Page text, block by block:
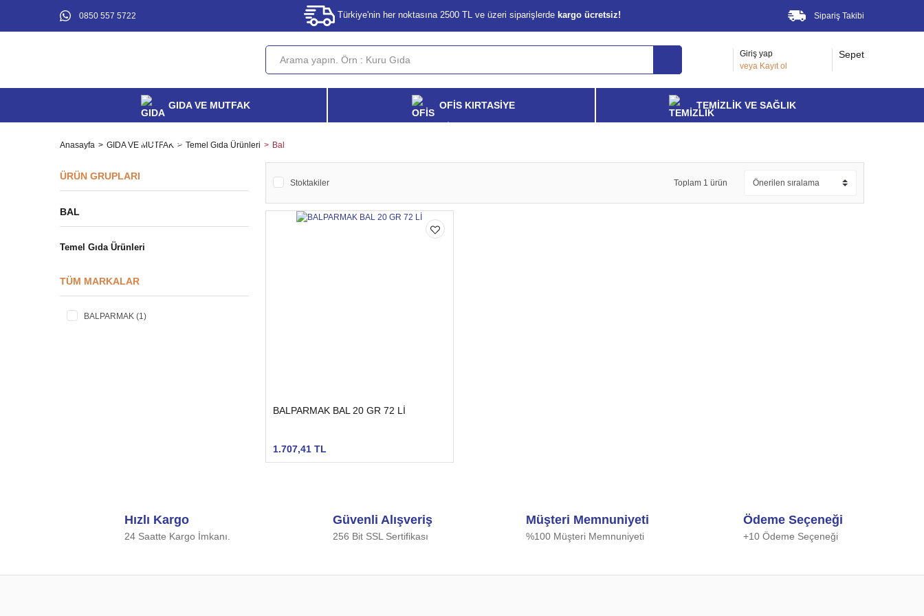
0850 557 5722 Türkiye'nin her noktasına 2500 TL ve üzeri siparişlerde kargo ücretsiz! Sipariş Takibi
Giriş yap
veya Kayıt ol
Sepet
GIDA VE MUTFAK OFİS KIRTASİYE TEMİZLİK VE SAĞLIK
Anasayfa GIDA VE MUTFAK Temel Gıda Ürünleri Bal
ÜRÜN GRUPLARI
BAL
Temel Gıda Ürünleri
TÜM MARKALAR
BALPARMAK (1)
Stoktakiler Toplam 1 ürün
BALPARMAK BAL 20 GR 72 Lİ
1.707,41 TL
Hızlı Kargo
24 Saatte Kargo İmkanı.
Güvenli Alışveriş
256 Bit SSL Sertifikası
Müşteri Memnuniyeti
%100 Müşteri Memnuniyeti
Ödeme Seçeneği
+10 Ödeme Seçeneği